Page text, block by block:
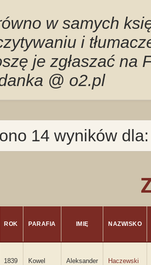
w samych
i
je zgłaszać na
@ o2.pl
14 wyników
ROK PARAFIA IMIĘ NAZWISKO
1839 Kowel Aleksander Haczewski